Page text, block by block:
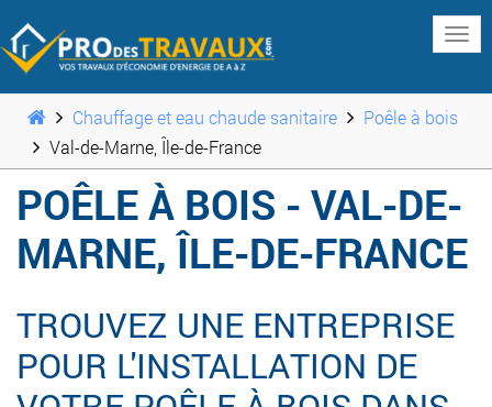
Chauffage et eau chaude sanitaire
Poêle à bois
Val-de-Marne, Île-de-France
POÊLE À BOIS - VAL-DE-
MARNE, ÎLE-DE-FRANCE
TROUVEZ UNE ENTREPRISE
POUR L'INSTALLATION DE